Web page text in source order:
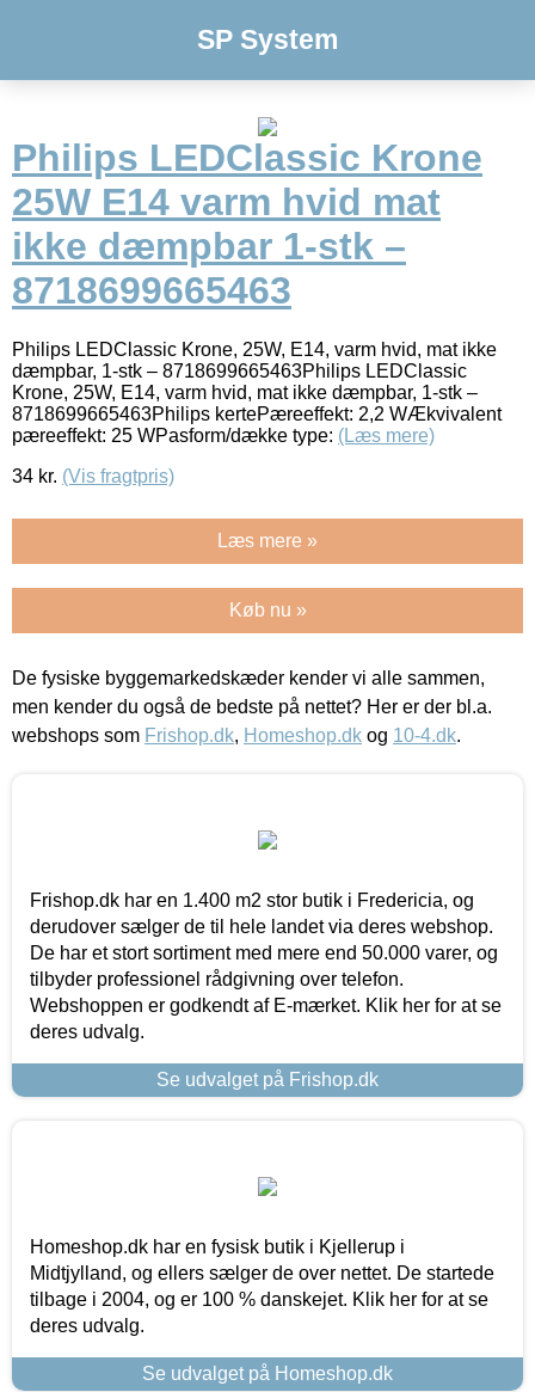
SP System
Philips LEDClassic Krone
25W E14 varm hvid mat
ikke dæmpbar 1-stk –
8718699665463
Philips LEDClassic Krone, 25W, E14, varm hvid, mat ikke
dæmpbar, 1-stk – 8718699665463Philips LEDClassic
Krone, 25W, E14, varm hvid, mat ikke dæmpbar, 1-stk –
8718699665463Philips kertePæreeffekt: 2,2 WÆkvivalent
pæreeffekt: 25 WPasform/dække type: (Læs mere)
34 kr. (Vis fragtpris)
Læs mere »
Køb nu »
De fysiske byggemarkedskæder kender vi alle sammen,
men kender du også de bedste på nettet? Her er der bl.a.
webshops som Frishop.dk, Homeshop.dk og 10-4.dk.
Frishop.dk har en 1.400 m2 stor butik i Fredericia, og
derudover sælger de til hele landet via deres webshop.
De har et stort sortiment med mere end 50.000 varer, og
tilbyder professionel rådgivning over telefon.
Webshoppen er godkendt af E-mærket. Klik her for at se
deres udvalg.
Se udvalget på Frishop.dk
Homeshop.dk har en fysisk butik i Kjellerup i
Midtjylland, og ellers sælger de over nettet. De startede
tilbage i 2004, og er 100 % danskejet. Klik her for at se
deres udvalg.
Se udvalget på Homeshop.dk